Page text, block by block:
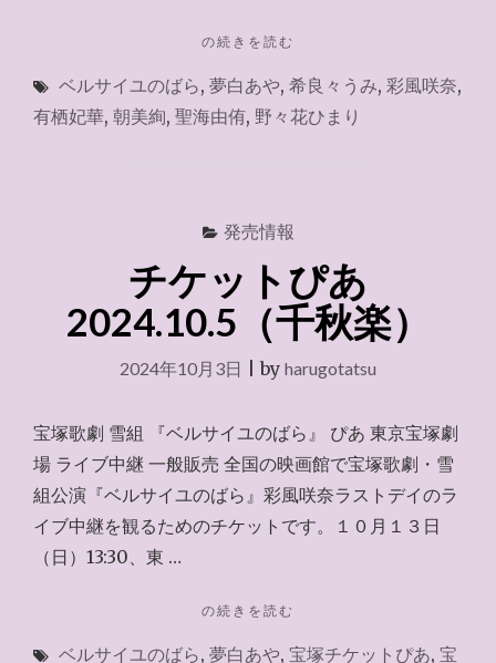
"お
で
ラ
サ
ユ
ば
前
の続きを読む
ベルサイユのばら, 夢白あや, 希良々うみ, 彩風咲奈,
有栖妃華, 朝美絢, 聖海由侑, 野々花ひまり
発売情報
チケットぴあ
2024.10.5（千秋楽）
2024年10月3日 |by harugotatsu
宝塚歌劇 雪組 『ベルサイユのばら』 ぴあ 東京宝塚劇
場 ライブ中継 一般販売 全国の映画館で宝塚歌劇・雪
組公演『ベルサイユのばら』彩風咲奈ラストデイのラ
イブ中継を観るためのチケットです。１０月１３日
（日）13:30、東 …
"チ
ッ
の続きを読む
ベルサイユのばら, 夢白あや, 宝塚チケットぴあ, 宝